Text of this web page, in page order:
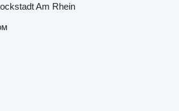
Am Rhein